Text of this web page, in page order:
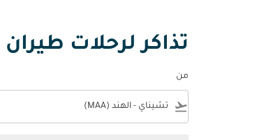
تذاكر لرحلات
من
flight_takeoff